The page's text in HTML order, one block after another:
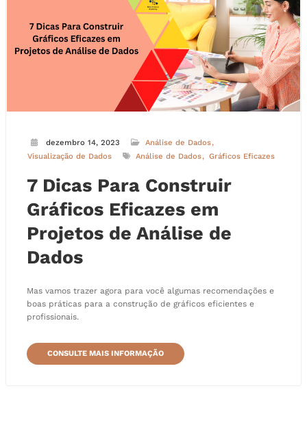
dezembro 14, 2023
Análise de Dados
Visualização de Dados
Análise de Dados Gráficos Eficazes
7 Dicas Para Construir
Gráficos Eficazes em
Projetos de Análise de
Dados
Mas vamos trazer agora para você algumas recomendações e
boas práticas para a construção de gráficos eficientes e
profissionais.
CONSULTE MAIS INFORMAÇÃO